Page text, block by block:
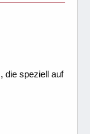
die speziell auf